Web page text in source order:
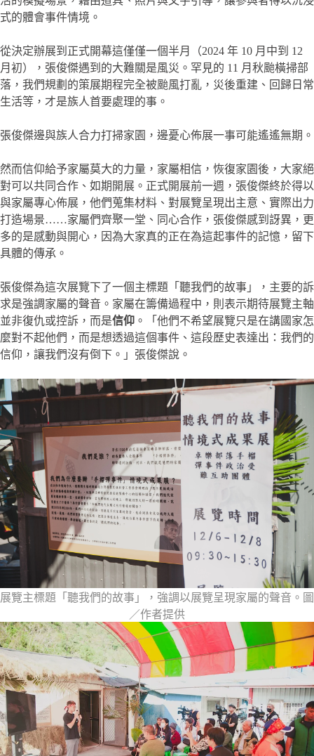
式的體會事件情境。
從決定辦展到正式開幕這僅僅一個半月（2024 年 10 月中到 12
月初），張俊傑遇到的大難關是風災。罕見的 11 月秋颱橫掃部
落，我們規劃的策展期程完全被颱風打亂，災後重建、回歸日常
生活等，才是族人首要處理的事。
張俊傑邊與族人合力打掃家園，邊憂心佈展一事可能遙遙無期。
然而信仰給予家屬莫大的力量，家屬相信，恢復家園後，大家絕
對可以共同合作、如期開展。正式開展前一週，張俊傑終於得以
與家屬專心佈展，他們蒐集材料、對展覽呈現出主意、實際出力
打造場景……家屬們齊聚一堂、同心合作，張俊傑感到訝異，更
多的是感動與開心，因為大家真的正在為這起事件的記憶，留下
具體的傳承。
張俊傑為這次展覽下了一個主標題「聽我們的故事」，主要的訴
求是強調家屬的聲音。家屬在籌備過程中，則表示期待展覽主軸
並非復仇或控訴，而是信仰 。「他們不希望展覽只是在講國家怎
麼對不起他們，而是想透過這個事件、這段歷史表達出：我們的
信仰，讓我們沒有倒下。」張俊傑說。
展覽主標題「聽我們的故事」，強調以展覽呈現家屬的聲音。圖
／作者提供